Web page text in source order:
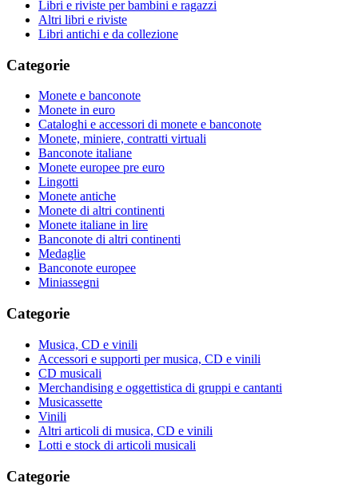
Libri e riviste per bambini e ragazzi
Altri libri e riviste
Libri antichi e da collezione
Categorie
Monete e banconote
Monete in euro
Cataloghi e accessori di monete e banconote
Monete, miniere, contratti virtuali
Banconote italiane
Monete europee pre euro
Lingotti
Monete antiche
Monete di altri continenti
Monete italiane in lire
Banconote di altri continenti
Medaglie
Banconote europee
Miniassegni
Categorie
Musica, CD e vinili
Accessori e supporti per musica, CD e vinili
CD musicali
Merchandising e oggettistica di gruppi e cantanti
Musicassette
Vinili
Altri articoli di musica, CD e vinili
Lotti e stock di articoli musicali
Categorie